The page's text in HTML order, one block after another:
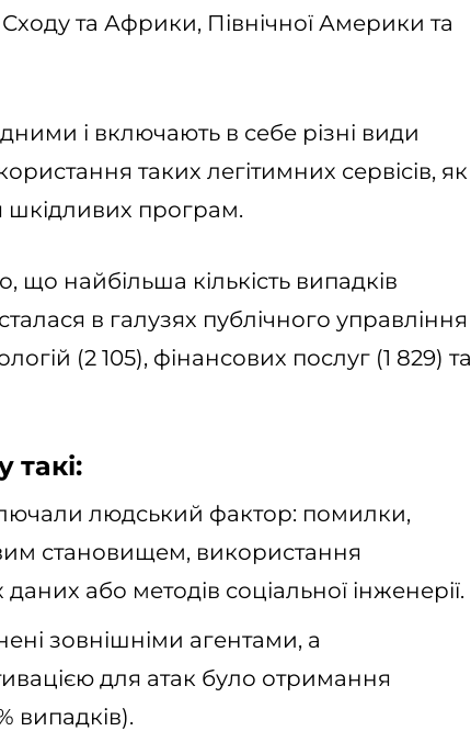
та Африки, Північної Америки та
і включають в себе різні види
таких легітимних сервісів, як
програм.
найбільша кількість випадків
в галузях публічного управління
(2 105), фінансових послуг (1 829) та
такі:
людський фактор: помилки,
становищем, використання
або методів соціальної інженерії.
зовнішніми агентами, а
для атак було отримання
випадків).